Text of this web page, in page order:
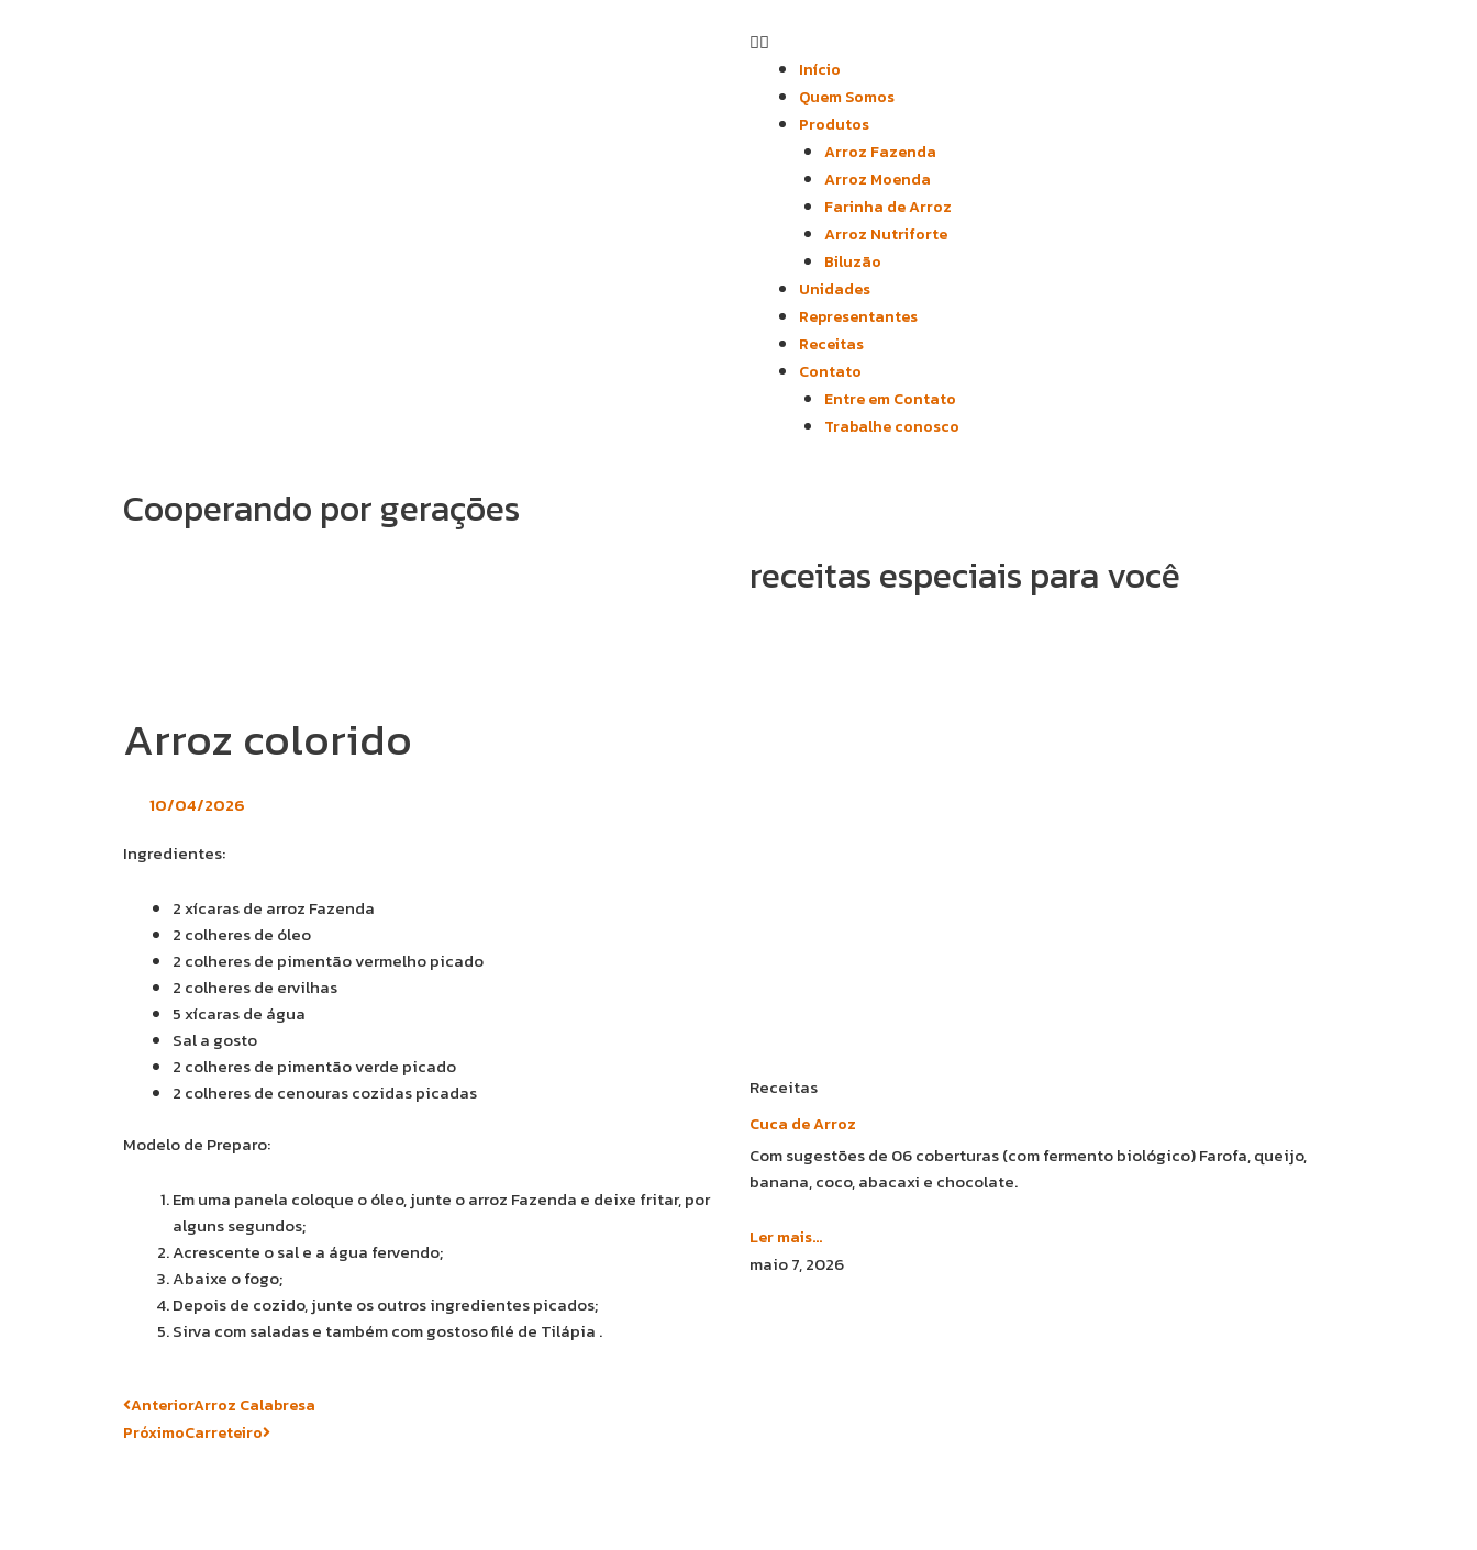
Início
Quem Somos
Produtos
Arroz Fazenda
Arroz Moenda
Farinha de Arroz
Arroz Nutriforte
Biluzão
Unidades
Representantes
Receitas
Contato
Entre em Contato
Trabalhe conosco
Cooperando por gerações
Arroz colorido
10/04/2026
Ingredientes:
2 xícaras de arroz Fazenda
2 colheres de óleo
2 colheres de pimentão vermelho picado
2 colheres de ervilhas
5 xícaras de água
Sal a gosto
2 colheres de pimentão verde picado
2 colheres de cenouras cozidas picadas
Modelo de Preparo:
Em uma panela coloque o óleo, junte o arroz Fazenda e deixe fritar, por
alguns segundos;
Acrescente o sal e a água fervendo;
Abaixe o fogo;
Depois de cozido, junte os outros ingredientes picados;
Sirva com saladas e também com gostoso filé de Tilápia .
Prev
AnteriorArroz Calabresa
PróximoCarreteiro
Next
receitas especiais para você
Receitas
Cuca de Arroz
Com sugestões de 06 coberturas (com fermento biológico) Farofa, queijo,
banana, coco, abacaxi e chocolate.
Ler mais...
maio 7, 2026